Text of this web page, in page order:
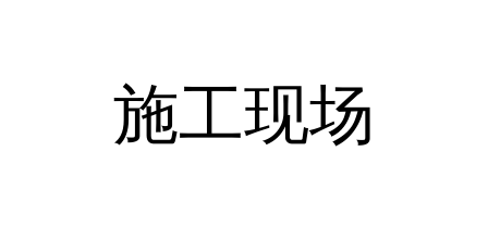
施工现场